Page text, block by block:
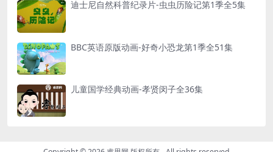
迪士尼自然科普纪录片-虫虫历险记第1季全5集
BBC英语原版动画-好奇小恐龙第1季全51集
儿童国学经典动画-孝贤闵子全36集